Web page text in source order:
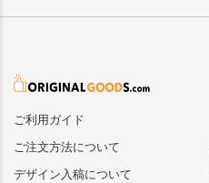
ご利用ガイド
ご注文方法について
デザイン入稿について